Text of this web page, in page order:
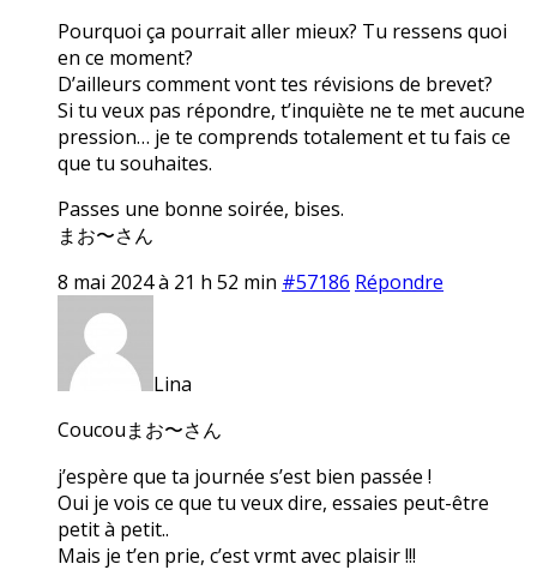
Pourquoi ça pourrait aller mieux? Tu ressens quoi
en ce moment?
D’ailleurs comment vont tes révisions de brevet?
Si tu veux pas répondre, t’inquiète ne te met aucune
pression… je te comprends totalement et tu fais ce
que tu souhaites.
Passes une bonne soirée, bises.
まお〜さん
8 mai 2024 à 21 h 52 min #57186 Répondre
Lina
Coucouまお〜さん
j’espère que ta journée s’est bien passée !
Oui je vois ce que tu veux dire, essaies peut-être
petit à petit..
Mais je t’en prie, c’est vrmt avec plaisir !!!